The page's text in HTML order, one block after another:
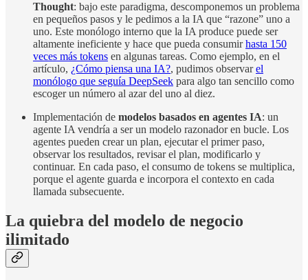
Thought: bajo este paradigma, descomponemos un problema
en pequeños pasos y le pedimos a la IA que “razone” uno a
uno. Este monólogo interno que la IA produce puede ser
altamente ineficiente y hace que pueda consumirhasta 150
veces más tokens en algunas tareas. Como ejemplo, en el
artículo, ¿Cómo piensa una IA?, pudimos observarel
monólogo que seguía DeepSeek para algo tan sencillo como
escoger un número al azar del uno al diez.
Implementación de modelos basados en agentes IA: un
agente IA vendría a ser un modelo razonador en bucle. Los
agentes pueden crear un plan, ejecutar el primer paso,
observar los resultados, revisar el plan, modificarlo y
continuar. En cada paso, el consumo de tokens se multiplica,
porque el agente guarda e incorpora el contexto en cada
llamada subsecuente.
La quiebra del modelo de negocio
ilimitado